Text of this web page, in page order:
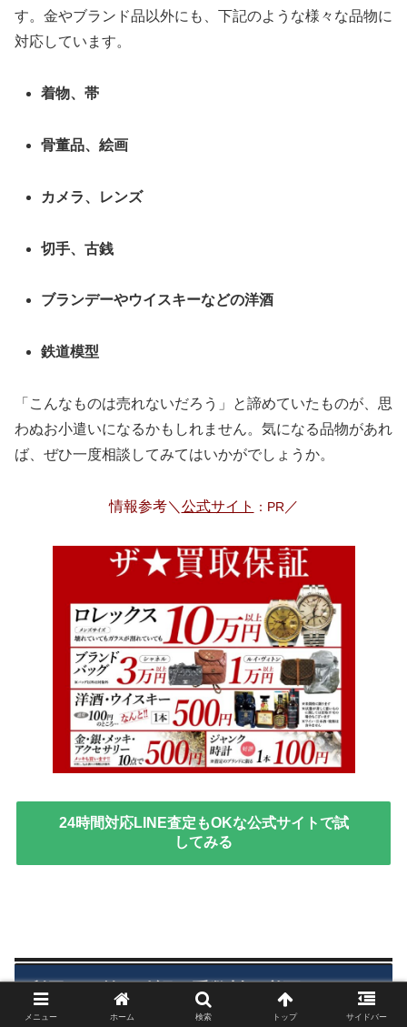
す。金やブランド品以外にも、下記のような様々な品物に
対応しています。
着物、帯
骨董品、絵画
カメラ、レンズ
切手、古銭
ブランデーやウイスキーなどの洋酒
鉄道模型
「こんなものは売れないだろう」と諦めていたものが、思
わぬお小遣いになるかもしれません。気になる品物があれ
ば、ぜひ一度相談してみてはいかがでしょうか。
情報参考＼ 公式サイト ：PR ／
24時間対応LINE査定もOKな公式サイトで試
してみる
利用する前に確認！手数料や必要なもの
Q&A
メニュー ホーム 検索 トップ サイドバー